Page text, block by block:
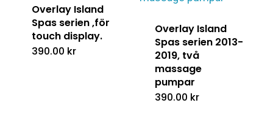
Overlay Island
Spas serien ,för
touch display.
390.00 kr
Overlay Island
Spas serien 2013-
2019, två
massage
pumpar
390.00 kr